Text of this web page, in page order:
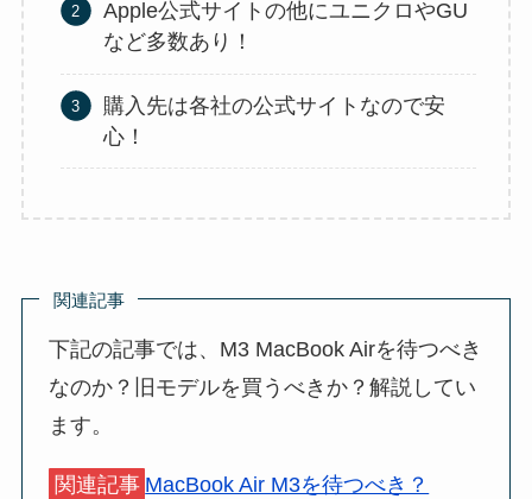
Apple公式サイトの他にユニクロやGU
など多数あり！
購入先は各社の公式サイトなので安
心！
関連記事
下記の記事では、M3 MacBook Airを待つべき
なのか？旧モデルを買うべきか？解説してい
ます。
関連記事 MacBook Air M3を待つべき？